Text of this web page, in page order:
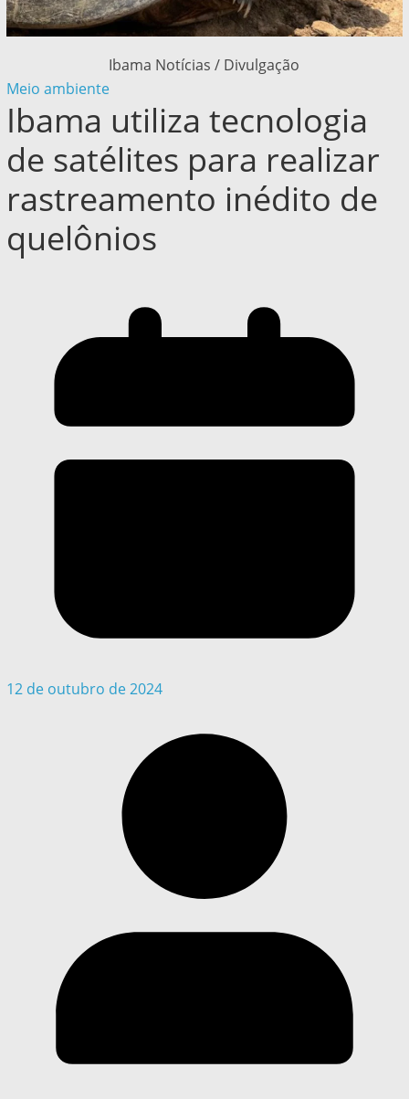
Ibama Notícias / Divulgação
Meio ambiente
Ibama utiliza tecnologia
de satélites para realizar
rastreamento inédito de
quelônios
12 de outubro de 2024